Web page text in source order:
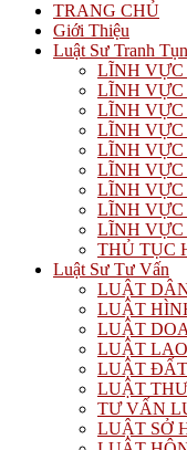
TRANG CHỦ
Giới Thiệu
Luật Sư Tranh
LĨNH VỰC
LĨNH VỰC
LĨNH VỰC
LĨNH
LĨNH
LĨNH
LĨNH VỰC
LĨNH VỰC
LĨNH
THỦ TỤC
Luật Sư Tư Vấn
LUẬT
LUẬT
LUẬT
LUẬT
LUẬT
LUẬT
TƯ VẤN
LUẬT SỞ